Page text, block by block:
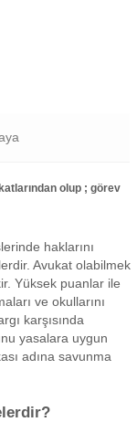
olup ; görev
haklarını
Avukat olabilmek
Yüksek puanlar ile
ve okullarını
karşısında
yasalara uygun
adına savunma